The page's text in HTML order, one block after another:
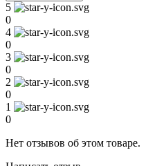
5
0
4
0
3
0
2
0
1
0
Нет отзывов об этом товаре.